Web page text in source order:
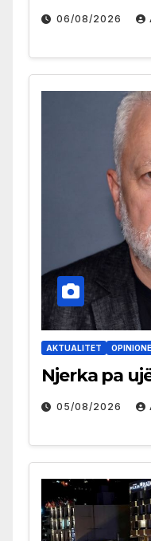
06/08/2026
AKTUALITET OPINIONE
Njerka pa
05/08/2026